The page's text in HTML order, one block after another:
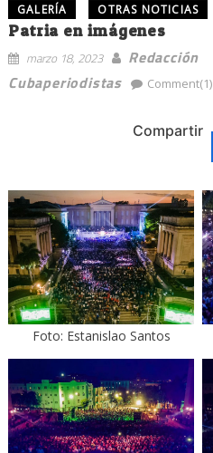
GALERÍA OTRAS NOTICIAS
Patria en imágenes
marzo 18, 2023
Redacción
Cubaperiodistas
Comment(1)
Compartir
Foto: Estanislao Santos